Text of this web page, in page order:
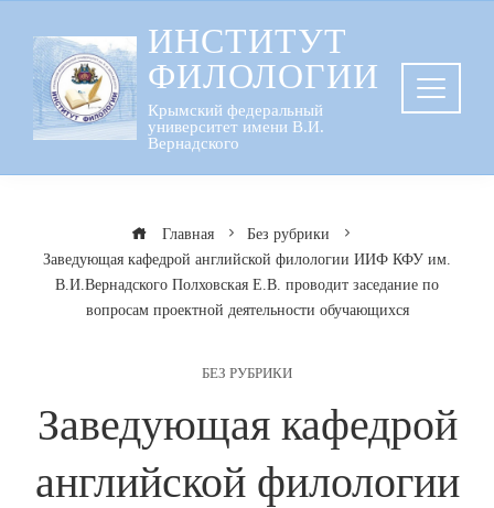
содержанию
ИНСТИТУТ
ФИЛОЛОГИИ
Крымский федеральный
университет имени В.И.
Вернадского
Главная
Без рубрики
Заведующая кафедрой английской филологии ИИФ КФУ им.
В.И.Вернадского Полховская Е.В. проводит заседание по
вопросам проектной деятельности обучающихся
БЕЗ РУБРИКИ
Заведующая кафедрой
английской филологии